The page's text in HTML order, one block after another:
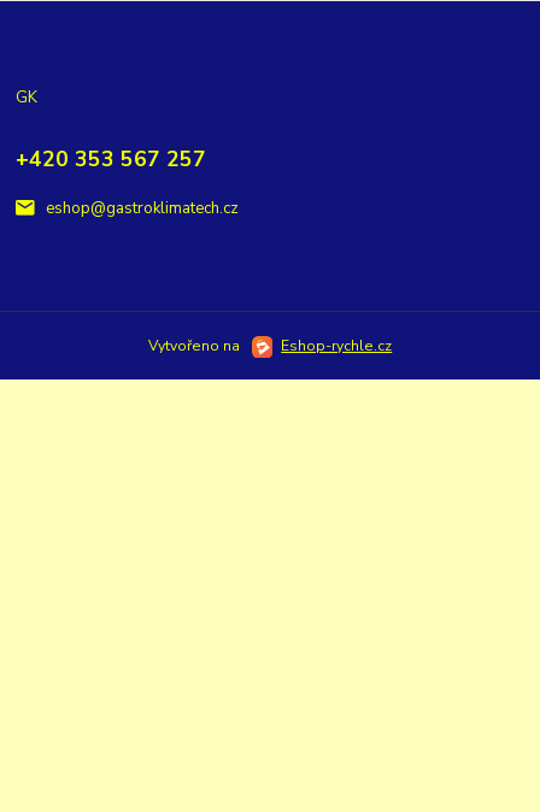
GK
+420 353 567 257
eshop@gastroklimatech.cz
Vytvořeno na Eshop-rychle.cz